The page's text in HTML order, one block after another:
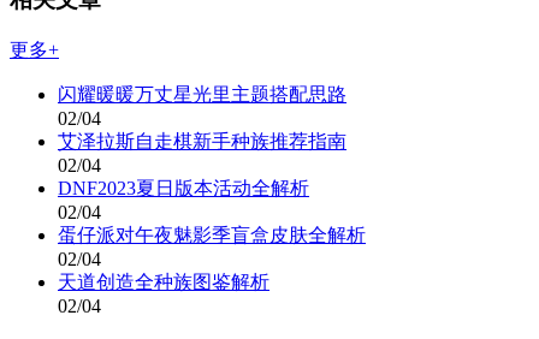
更多+
闪耀暖暖万丈星光里主题搭配思路
02/04
艾泽拉斯自走棋新手种族推荐指南
02/04
DNF2023夏日版本活动全解析
02/04
蛋仔派对午夜魅影季盲盒皮肤全解析
02/04
天道创造全种族图鉴解析
02/04